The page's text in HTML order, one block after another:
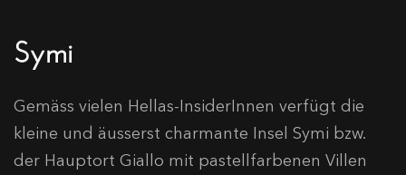
Symi
Gemäss vielen Hellas-InsiderInnen verfügt die
kleine und äusserst charmante Insel Symi bzw.
der Hauptort Giallo mit pastellfarbenen Villen